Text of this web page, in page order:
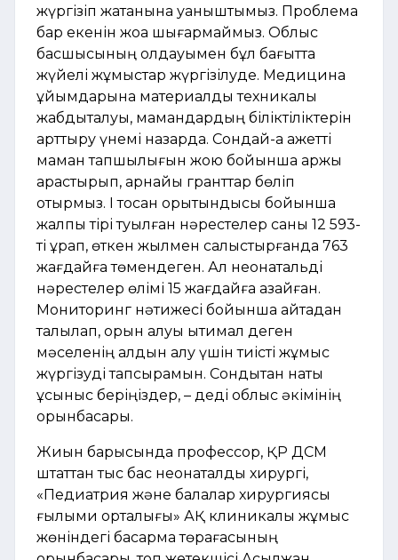
жүргізіп жатқанына қуаныштымыз. Проблема
бар екенін жоққа шығармаймыз. Облыс
басшысының қолдауымен бұл бағытта
жүйелі жұмыстар жүргізілуде. Медицина
ұйымдарына материалдық техникалық
жабдықталуы, мамандардың біліктіліктерін
арттыру үнемі назарда. Сондай-ақ қажетті
маман тапшылығын жою бойынша қаржы
қарастырып, арнайы гранттар бөліп
отырмыз. І тоқсан қорытындысы бойынша
жалпы тірі туылған нәрестелер саны 12 593-
ті құрап, өткен жылмен салыстырғанда 763
жағдайға төмендеген. Ал неонатальді
нәрестелер өлімі 15 жағдайға азайған.
Мониторинг нәтижесі бойынша қайтадан
талқылап, орын алуы ықтимал деген
мәселенің алдын алу үшін тиісті жұмыс
жүргізуді тапсырамын. Сондықтан нақты
ұсыныс беріңіздер, – деді облыс әкімінің
орынбасары.
Жиын барысында профессор, ҚР ДСМ
штаттан тыс бас неонаталдық хирургі,
«Педиатрия және балалар хирургиясы
ғылыми орталығы» АҚ клиникалық жұмыс
жөніндегі басқарма төрағасының